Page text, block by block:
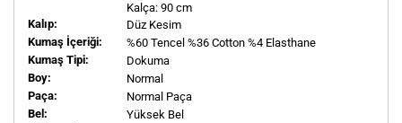
Kalça: 90 cm
Kalıp:
Düz Kesim
Kumaş İçeriği:
%60 Tencel %36 Cotton %4 Elasthane
Kumaş Tipi:
Dokuma
Boy:
Normal
Paça:
Normal Paça
Bel:
Yüksek Bel